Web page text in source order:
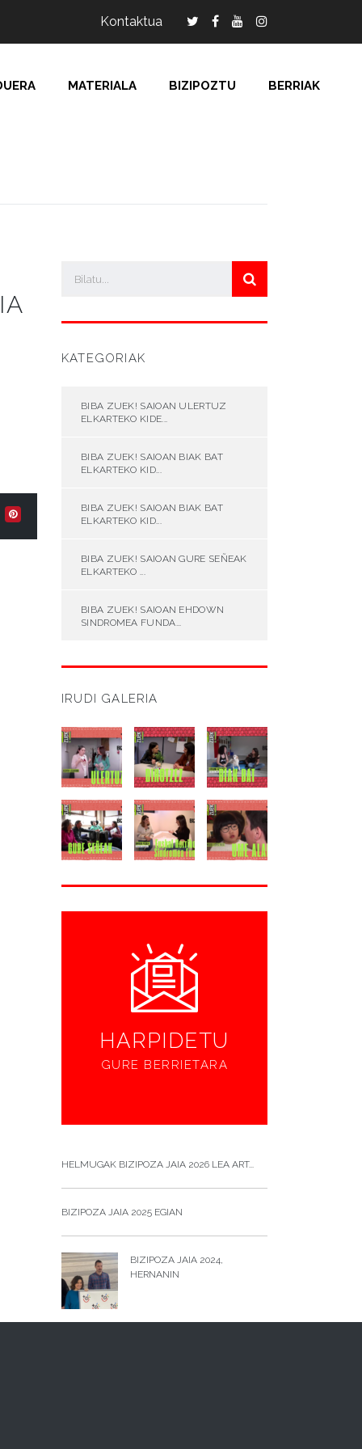
Kontaktua
MATERIALA BIZIPOZTU BERRIAK
KATEGORIAK
BIBA ZUEK! SAIOAN ULERTUZ
ELKARTEKO KIDE...
BIBA ZUEK! SAIOAN BIAK BAT
ELKARTEKO KID...
BIBA ZUEK! SAIOAN BIAK BAT
ELKARTEKO KID...
BIBA ZUEK! SAIOAN GURE SEÑEAK
ELKARTEKO ...
BIBA ZUEK! SAIOAN EHDOWN
SINDROMEA FUNDA...
IRUDI GALERIA
HARPIDETU
GURE BERRIETARA
HELMUGAK BIZIPOZA JAIA 2026 LEA ART...
BIZIPOZA JAIA 2025 EGIAN
BIZIPOZA JAIA 2024,
HERNANIN